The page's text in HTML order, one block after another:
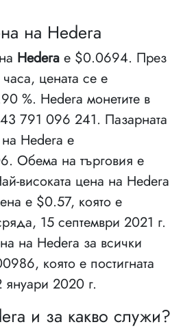
на Hedera
Hedera е $0.0694. През
цената се е
%. Hedera монетите в
791 096 241. Пазарната
Hedera e
Обема на търговия е
високата цена на Hedera
е $0.57, която е
15 септември 2021 г.
на Hedera за всички
която е постигната
януари 2020 г.
и за какво служи?